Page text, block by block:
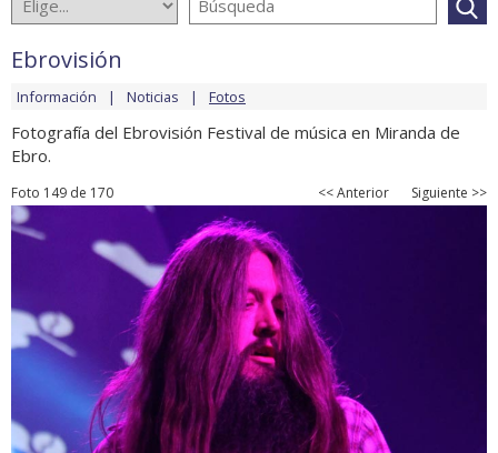
Ebrovisión
Información Noticias Fotos
Fotografía del Ebrovisión Festival de música en Miranda de
Ebro.
Foto 149 de 170 << Anterior Siguiente >>